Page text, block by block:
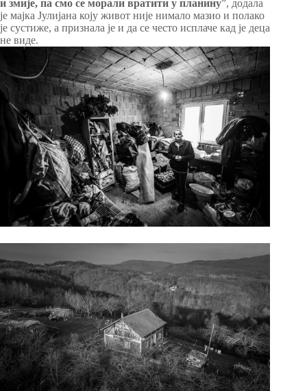
и змије, па смо се морали вратити у планину”, додала
је мајка Јулијана коју живот није нимало мазио и полако
је сустиже, а признала је и да се често исплаче кад је деца
не виде.